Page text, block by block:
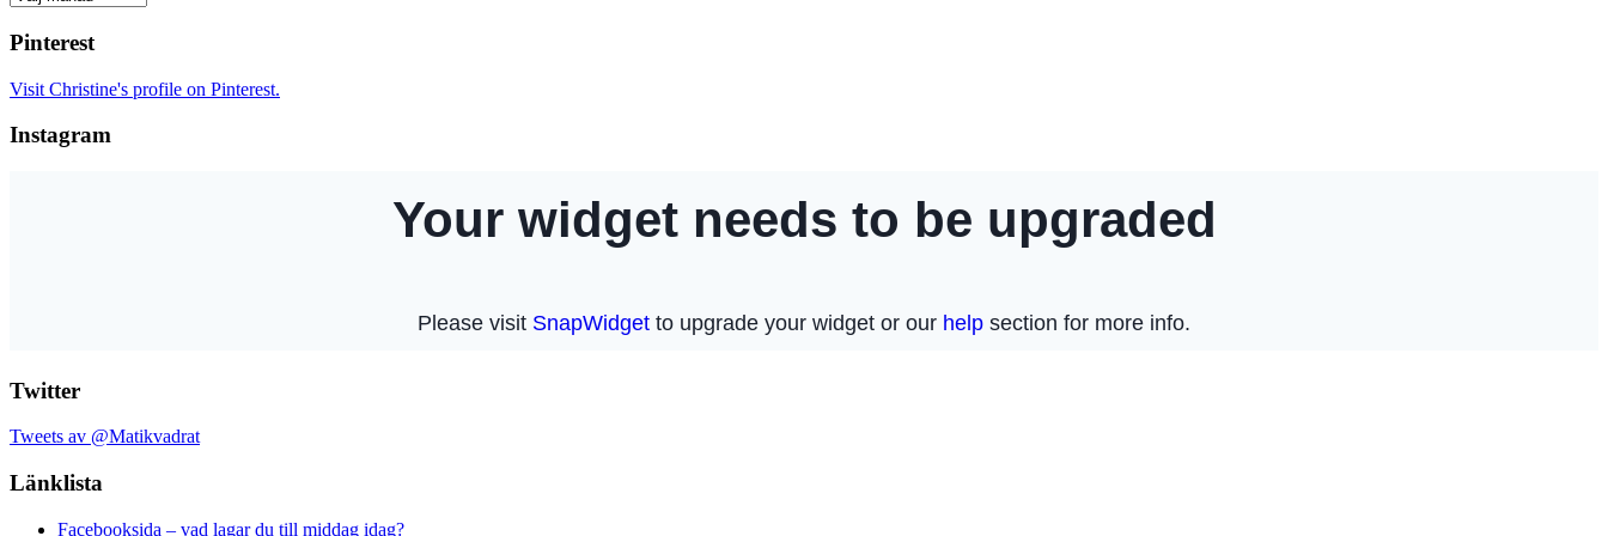
Pinterest
Visit Christine's profile on Pinterest.
Instagram
Twitter
Tweets av @Matikvadrat
Länklista
Facebooksida – vad lagar du till middag idag?